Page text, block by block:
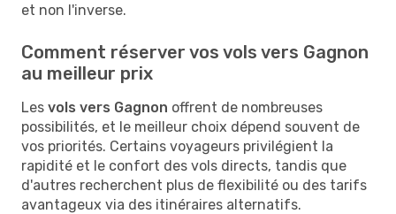
et non l'inverse.
Comment réserver vos vols vers Gagnon
au meilleur prix
Les vols vers Gagnon offrent de nombreuses
possibilités, et le meilleur choix dépend souvent de
vos priorités. Certains voyageurs privilégient la
rapidité et le confort des vols directs, tandis que
d'autres recherchent plus de flexibilité ou des tarifs
avantageux via des itinéraires alternatifs.